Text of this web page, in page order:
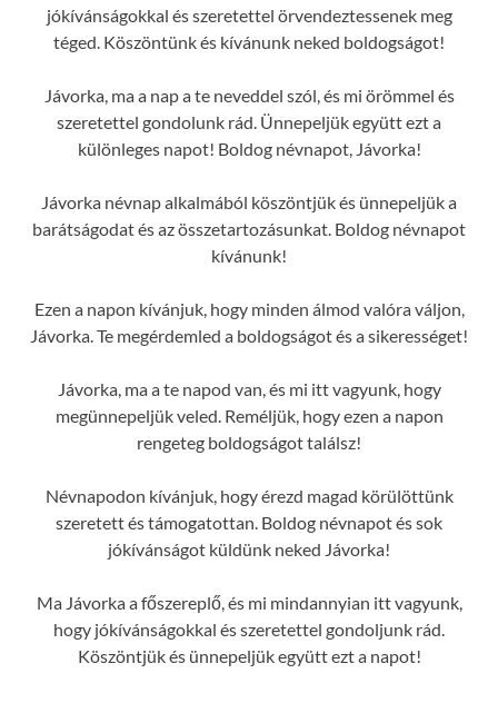
jókívánságokkal és szeretettel örvendeztessenek meg
téged. Köszöntünk és kívánunk neked boldogságot!
Jávorka, ma a nap a te neveddel szól, és mi örömmel és
szeretettel gondolunk rád. Ünnepeljük együtt ezt a
különleges napot! Boldog névnapot, Jávorka!
Jávorka névnap alkalmából köszöntjük és ünnepeljük a
barátságodat és az összetartozásunkat. Boldog névnapot
kívánunk!
Ezen a napon kívánjuk, hogy minden álmod valóra váljon,
Jávorka. Te megérdemled a boldogságot és a sikerességet!
Jávorka, ma a te napod van, és mi itt vagyunk, hogy
megünnepeljük veled. Reméljük, hogy ezen a napon
rengeteg boldogságot találsz!
Névnapodon kívánjuk, hogy érezd magad körülöttünk
szeretett és támogatottan. Boldog névnapot és sok
jókívánságot küldünk neked Jávorka!
Ma Jávorka a főszereplő, és mi mindannyian itt vagyunk,
hogy jókívánságokkal és szeretettel gondoljunk rád.
Köszöntjük és ünnepeljük együtt ezt a napot!